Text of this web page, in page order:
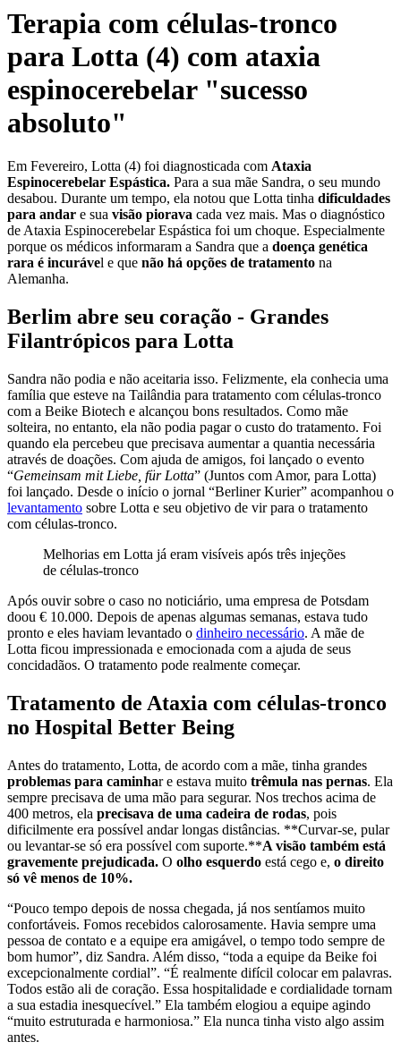
Terapia com células-tronco
para Lotta (4) com ataxia
espinocerebelar "sucesso
absoluto"
Em Fevereiro, Lotta (4) foi diagnosticada com Ataxia
Espinocerebelar Espástica. Para a sua mãe Sandra, o seu mundo
desabou. Durante um tempo, ela notou que Lotta tinha dificuldades
para andar e sua visão piorava cada vez mais. Mas o diagnóstico
de Ataxia Espinocerebelar Espástica foi um choque. Especialmente
porque os médicos informaram a Sandra que a doença genética
rara é incurável e que não há opções de tratamento na
Alemanha.
Berlim abre seu coração - Grandes
Filantrópicos para Lotta
Sandra não podia e não aceitaria isso. Felizmente, ela conhecia uma
família que esteve na Tailândia para tratamento com células-tronco
com a Beike Biotech e alcançou bons resultados. Como mãe
solteira, no entanto, ela não podia pagar o custo do tratamento. Foi
quando ela percebeu que precisava aumentar a quantia necessária
através de doações. Com ajuda de amigos, foi lançado o evento
“Gemeinsam mit Liebe, für Lotta” (Juntos com Amor, para Lotta)
foi lançado. Desde o início o jornal “Berliner Kurier” acompanhou o
levantamento sobre Lotta e seu objetivo de vir para o tratamento
com células-tronco.
Melhorias em Lotta já eram visíveis após três injeções
de células-tronco
Após ouvir sobre o caso no noticiário, uma empresa de Potsdam
doou € 10.000. Depois de apenas algumas semanas, estava tudo
pronto e eles haviam levantado o dinheiro necessário. A mãe de
Lotta ficou impressionada e emocionada com a ajuda de seus
concidadãos. O tratamento pode realmente começar.
Tratamento de Ataxia com células-tronco
no Hospital Better Being
Antes do tratamento, Lotta, de acordo com a mãe, tinha grandes
problemas para caminhar e estava muito trêmula nas pernas. Ela
sempre precisava de uma mão para segurar. Nos trechos acima de
400 metros, ela precisava de uma cadeira de rodas, pois
dificilmente era possível andar longas distâncias. **Curvar-se, pular
ou levantar-se só era possível com suporte.**A visão também está
gravemente prejudicada. O olho esquerdo está cego e, o direito
só vê menos de 10%.
“Pouco tempo depois de nossa chegada, já nos sentíamos muito
confortáveis. Fomos recebidos calorosamente. Havia sempre uma
pessoa de contato e a equipe era amigável, o tempo todo sempre de
bom humor”, diz Sandra. Além disso, “toda a equipe da Beike foi
excepcionalmente cordial”. “É realmente difícil colocar em palavras.
Todos estão ali de coração. Essa hospitalidade e cordialidade tornam
a sua estadia inesquecível.” Ela também elogiou a equipe agindo
“muito estruturada e harmoniosa.” Ela nunca tinha visto algo assim
antes.